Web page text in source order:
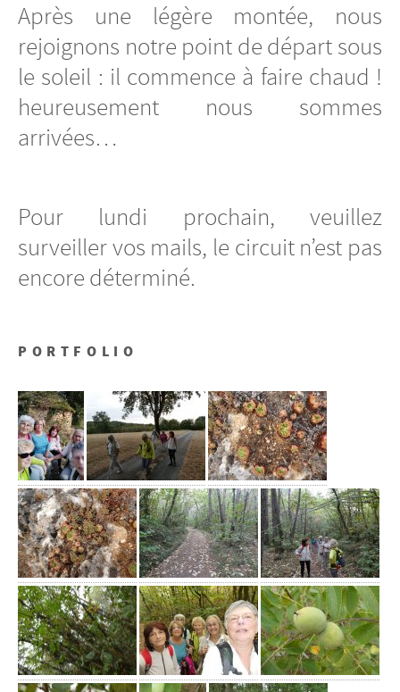
Après une légère montée, nous
rejoignons notre point de départ sous
le soleil : il commence à faire chaud !
heureusement nous sommes
arrivées…
Pour lundi prochain, veuillez
surveiller vos mails, le circuit n’est pas
encore déterminé.
PORTFOLIO